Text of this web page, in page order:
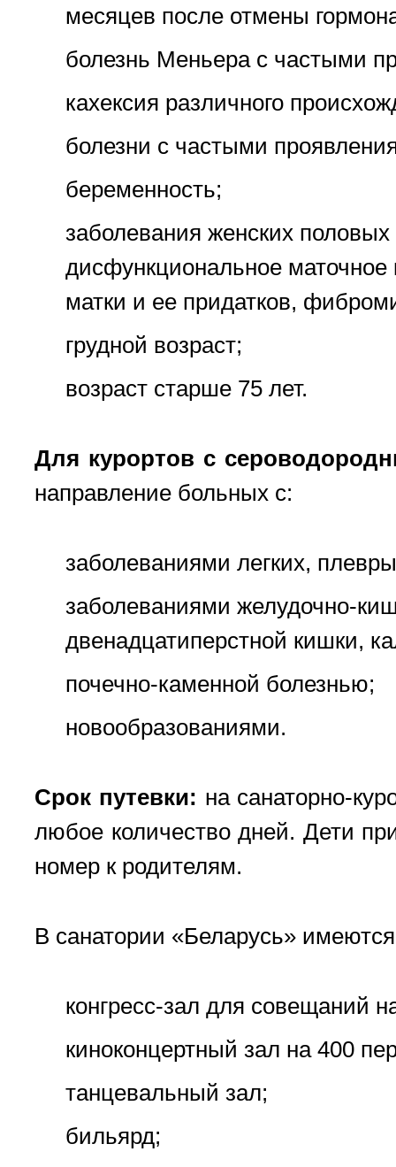
месяцев после отмены
болезнь Меньера с частыми
кахексия различного
болезни с частыми
беременность;
заболевания женских половых
дисфункциональное маточное
матки и ее придатков,
грудной возраст;
возраст старше 75 лет.
Для курортов с
направление больных с:
заболеваниями легких,
заболеваниями желудочно-
двенадцатиперстной кишки,
почечно-каменной болезнью;
новообразованиями.
Срок путевки: на санаторно-
любое количество дней. Дети
номер к родителям.
В санатории «Беларусь»
конгресс-зал для совещаний
киноконцертный зал на 400
танцевальный зал;
бильярд;